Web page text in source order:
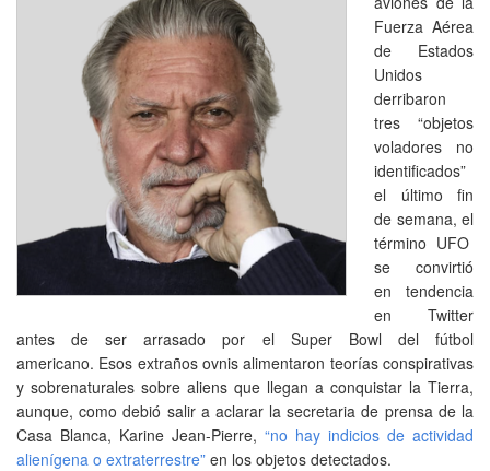
Fuerza Aérea
de Estados
Unidos
derribaron
tres “objetos
voladores no
identificados”
el último fin
de semana, el
término UFO
se convirtió
en tendencia
en Twitter
antes de ser arrasado por el Super Bowl del fútbol
americano. Esos extraños ovnis alimentaron teorías conspirativas
y sobrenaturales sobre aliens que llegan a conquistar la Tierra,
aunque, como debió salir a aclarar la secretaria de prensa de la
Casa Blanca, Karine Jean-Pierre, “no hay indicios de actividad
alienígena o extraterrestre” en los objetos detectados.